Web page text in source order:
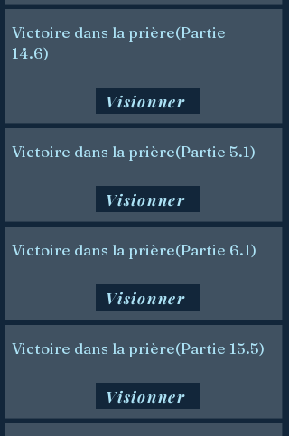
Victoire dans la prière(Partie
14.6)
Visionner
Victoire dans la prière(Partie 5.1)
Visionner
Victoire dans la prière(Partie 6.1)
Visionner
Victoire dans la prière(Partie 15.5)
Visionner